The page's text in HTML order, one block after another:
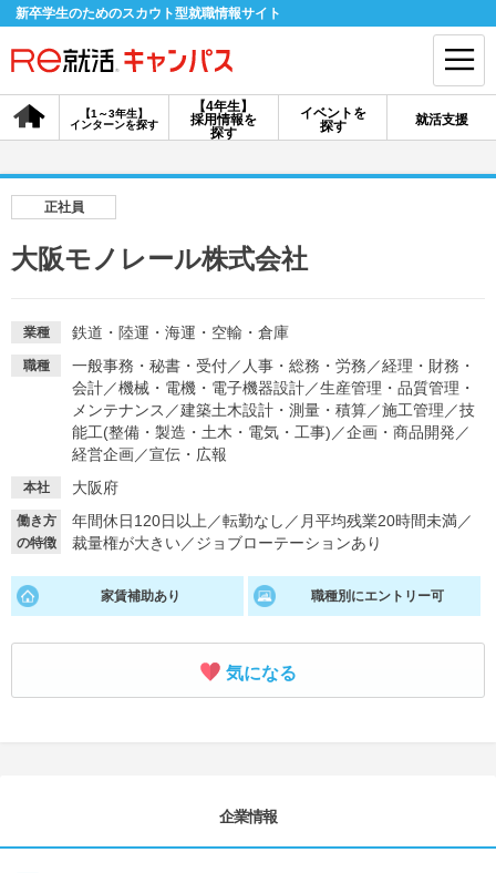
新卒学生のためのスカウト型就職情報サイト
【4年生】
採用情報を
探す
【1～3年生】
インターンを探す
イベントを
探す
就活支援
会員登録 ログイン
採用情報を探す
説明会を探す
イベントを探す スカウト お知らせ
就活ノウハウ・サポート
就活支援 就活コラム
適職診断 就活チャンネル
就活ニュースペーパー よくある質問
正社員
大阪モノレール株式会社
業種 鉄道・陸運・海運・空輸・倉庫
職種 一般事務・秘書・受付／ 人事・総務・労務 ／経理・財務・
会計／機械・電機・電子機器設計／生産管理・品質管理・
メンテナンス ／建築土木設計・測量・積算／施工管理 ／技
能工(整備・製造・土木・電気・工事) ／企画・商品開発 ／
経営企画／宣伝・広報
本社 大阪府
働き方
の特徴
年間休日120日以上 ／転勤なし ／ 月平均残業20時間未満／
裁量権が大きい／ジョブローテーションあり
家賃補助あり 職種別にエントリー可
気になる
企業情報